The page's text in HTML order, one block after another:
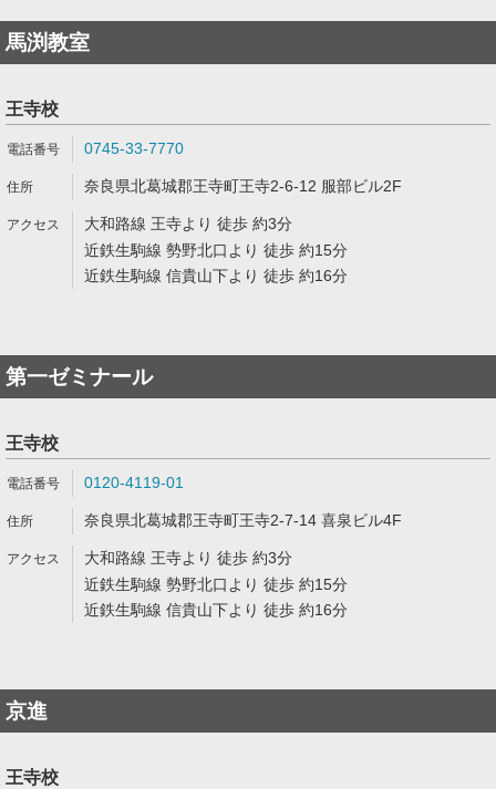
馬渕教室
王寺校
0745-33-7770
奈良県北葛城郡王寺町王寺2-6-12 服部ビル2F
大和路線 王寺より 徒歩 約3分
近鉄生駒線 勢野北口より 徒歩 約15分
近鉄生駒線 信貴山下より 徒歩 約16分
第一ゼミナール
王寺校
0120-4119-01
奈良県北葛城郡王寺町王寺2-7-14 喜泉ビル4F
大和路線 王寺より 徒歩 約3分
近鉄生駒線 勢野北口より 徒歩 約15分
近鉄生駒線 信貴山下より 徒歩 約16分
京進
王寺校